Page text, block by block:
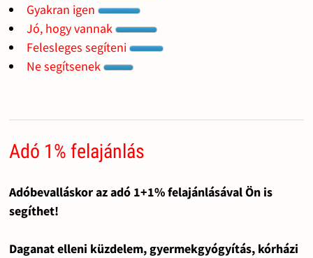
Gyakran igen
Jó, hogy vannak
Felesleges segíteni
Ne segítsenek
Adó 1% felajánlás
Adóbevalláskor az adó 1+1% felajánlásával Ön is
segíthet!
Daganat elleni küzdelem, gyermekgyógyítás, kórházi